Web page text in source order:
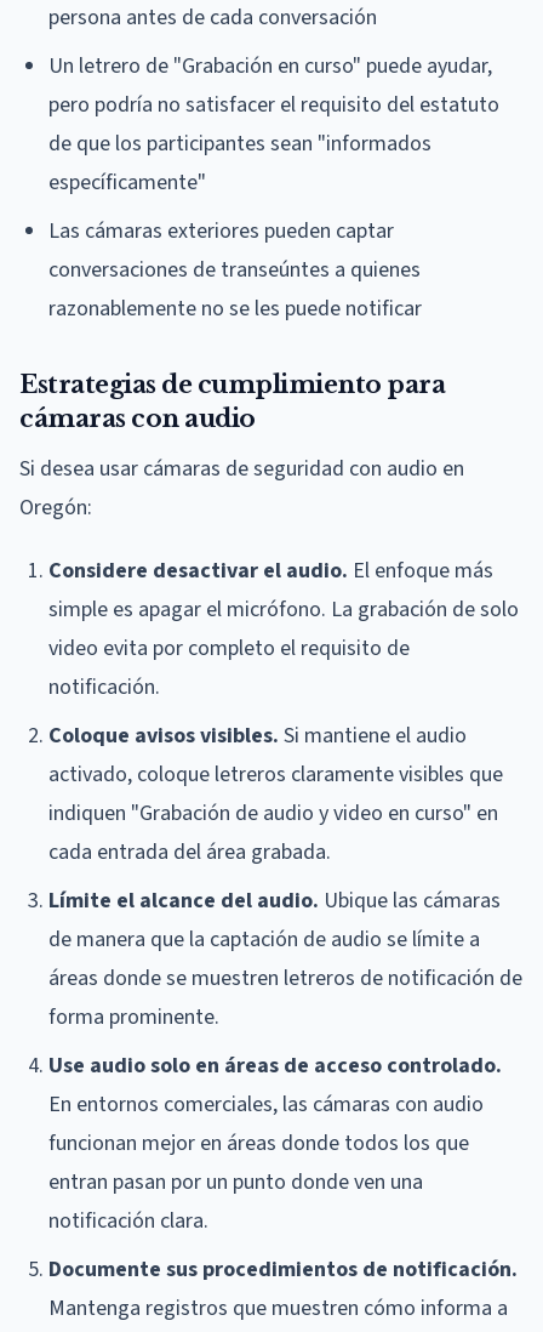
persona antes de cada conversación
Un letrero de "Grabación en curso" puede ayudar,
pero podría no satisfacer el requisito del estatuto
de que los participantes sean "informados
específicamente"
Las cámaras exteriores pueden captar
conversaciones de transeúntes a quienes
razonablemente no se les puede notificar
Estrategias de cumplimiento para
cámaras con audio
Si desea usar cámaras de seguridad con audio en
Oregón:
Considere desactivar el audio. El enfoque más
simple es apagar el micrófono. La grabación de solo
video evita por completo el requisito de
notificación.
Coloque avisos visibles. Si mantiene el audio
activado, coloque letreros claramente visibles que
indiquen "Grabación de audio y video en curso" en
cada entrada del área grabada.
Límite el alcance del audio. Ubique las cámaras
de manera que la captación de audio se límite a
áreas donde se muestren letreros de notificación de
forma prominente.
Use audio solo en áreas de acceso controlado.
En entornos comerciales, las cámaras con audio
funcionan mejor en áreas donde todos los que
entran pasan por un punto donde ven una
notificación clara.
Documente sus procedimientos de notificación.
Mantenga registros que muestren cómo informa a